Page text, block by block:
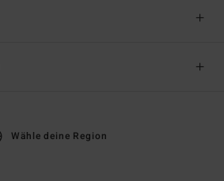
Wähle deine Region